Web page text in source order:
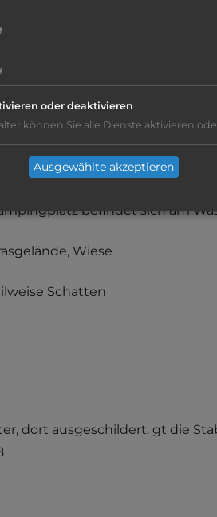
befriedigend
mittelmäßig, das
befindet sich am
Wiese
Schatten
dort ausgeschildert. gt die
oder deaktivieren
können Sie alle Dienste aktivieren
Ausgewählte akzeptieren